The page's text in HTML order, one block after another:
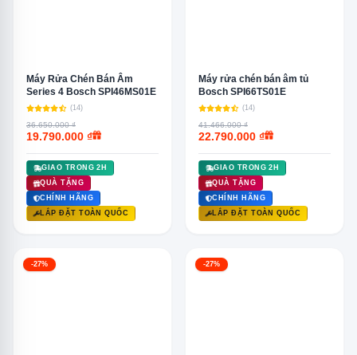
Máy Rửa Chén Bán Âm
Series 4 Bosch SPI46MS01E
(14)
36.650.000 ₫
19.790.000 ₫
GIAO TRONG 2H
QUÀ TẶNG
CHÍNH HÃNG
LẮP ĐẶT TOÀN QUỐC
Máy rửa chén bán âm tủ
Bosch SPI66TS01E
(14)
41.466.000 ₫
22.790.000 ₫
GIAO TRONG 2H
QUÀ TẶNG
CHÍNH HÃNG
LẮP ĐẶT TOÀN QUỐC
-27% -27%